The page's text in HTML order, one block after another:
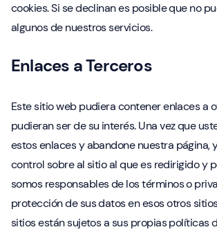
cookies. Si se declinan es posible que no
algunos de nuestros servicios.
Enlaces a Terceros
Este sitio web pudiera contener enlaces a
pudieran ser de su interés. Una vez que
estos enlaces y abandone nuestra página,
control sobre al sitio al que es redirigido y
somos responsables de los términos o
protección de sus datos en esos otros
sitios están sujetos a sus propias políticas